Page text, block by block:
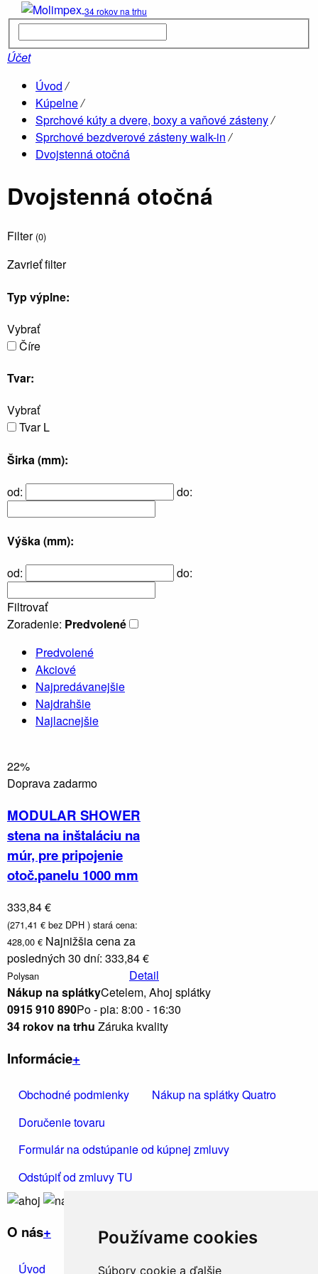
Používame cookies
Súbory cookie a ďalšie
34 rokov na trhu
Účet
vane
Úvod /
Kúpelne/
Sprchové kúty a dvere, boxy a vaňové zásteny/
Sprchové bezdverové zásteny walk-in /
Dvojstenná otočná
Dvojstenná otočná
Filter (0)
Zavrieť filter
Typ výplne:
Vybrať
Číre
Tvar:
Vybrať
Tvar L
Širka (mm):
od:
do:
Výška (mm):
od:
do:
Filtrovať
Zoradenie: Predvolené
Predvolené
Akciové
Najpredávanejšie
Najdrahšie
Najlacnejšie
22%
Doprava zadarmo
MODULAR SHOWER
stena na inštaláciu na
múr, pre pripojenie
otoč.panelu 1000 mm
333,84 €
(271,41 € bez DPH ) stará cena:
428,00 € Najnižšia cena za
posledných 30 dní: 333,84 €
Polysan
Detail
Nákup na splátkyCetelem, Ahoj splátky
0915 910 890Po - pia: 8:00 - 16:30
34 rokov na trhu Záruka kvality
Informácie+
Obchodné podmienky
Nákup na splátky Quatro
Doručenie tovaru
Formulár na odstúpanie od kúpnej zmluvy
Odstúpiť od zmluvy TU
O nás+
Úvod Kontakt Ochrana osobných údajov